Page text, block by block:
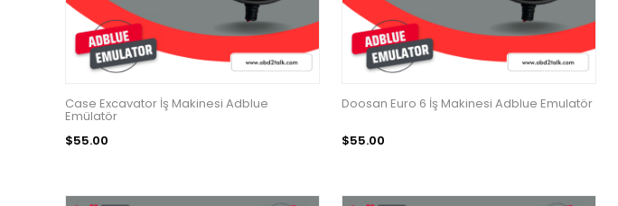
Case Excavator İş Makinesi Adblue
Emülatör
$55.00
Doosan Euro 6 İş Makinesi Adblue Emulatör
$55.00